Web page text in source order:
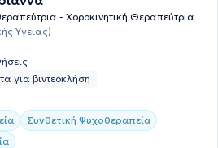
Εθνικό και Καποδιστριακό
με θέμα «Βιώματα και εμπειρίες
θεραπευόμενους/ες που
διαταραχών.». Στο ιδιωτικό
ατομικές συνεδρίες ενηλίκων
- Χοροκινητική Θεραπεύτρια
Υγείας)
για βιντεοκλήση
Συνθετική Ψυχοθεραπεία